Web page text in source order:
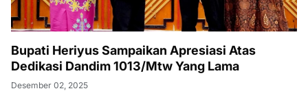
Bupati Heriyus Sampaikan Apresiasi Atas
Dedikasi Dandim 1013/Mtw Yang Lama
Desember 02, 2025